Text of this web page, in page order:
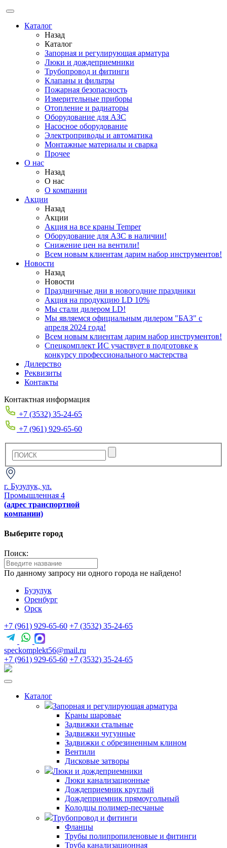
Каталог
Назад
Каталог
Запорная и регулирующая арматура
Люки и дождеприемники
Трубопровод и фитинги
Клапаны и фильтры
Пожарная безопасность
Измерительные приборы
Отопление и радиаторы
Оборудование для АЗС
Насосное оборудование
Электроприводы и автоматика
Монтажные материалы и сварка
Прочее
О нас
Назад
О нас
О компании
Акции
Назад
Акции
Акция на все краны Temper
Оборудование для АЗС в наличии!
Снижение цен на вентили!
Всем новым клиентам дарим набор инструментов!
Новости
Назад
Новости
Праздничные дни в новогодние праздники
Акция на продукцию LD 10%
Мы стали дилером LD!
Мы являемся официальным дилером "БАЗ" с
апреля 2024 года!
Всем новым клиентам дарим набор инструментов!
Спецкомплект ИС участвует в подготовке к
конкурсу профессионального мастерства
Дилерство
Реквизиты
Контакты
Контактная информация
+7 (3532) 35-24-65
+7 (961) 929-65-60
г. Бузулук, ул.
Промышленная 4
(адрес транспортной
компании)
Выберите город
Поиск:
По данному запросу ни одного города не найдено!
Бузулук
Оренбург
Орск
+7 (961) 929-65-60 +7 (3532) 35-24-65
speckomplekt56@mail.ru
+7 (961) 929-65-60 +7 (3532) 35-24-65
Каталог
Запорная и регулирующая арматура
Краны шаровые
Задвижки стальные
Задвижки чугунные
Задвижки с обрезиненным клином
Вентили
Дисковые затворы
Люки и дождеприемники
Люки канализационные
Дождеприемник круглый
Дождеприемник прямоугольный
Колодцы полимер-песчаные
Трубопровод и фитинги
Фланцы
Трубы полипропиленовые и фитинги
Труба канализационная